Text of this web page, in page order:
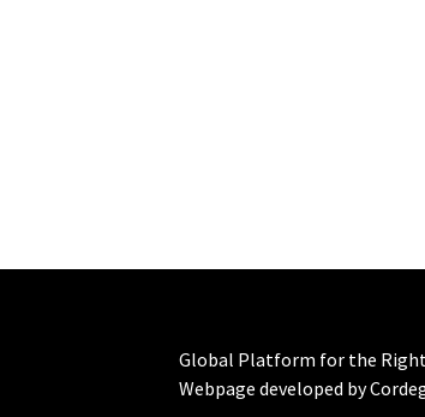
Global Platform for the
Webpage developed by